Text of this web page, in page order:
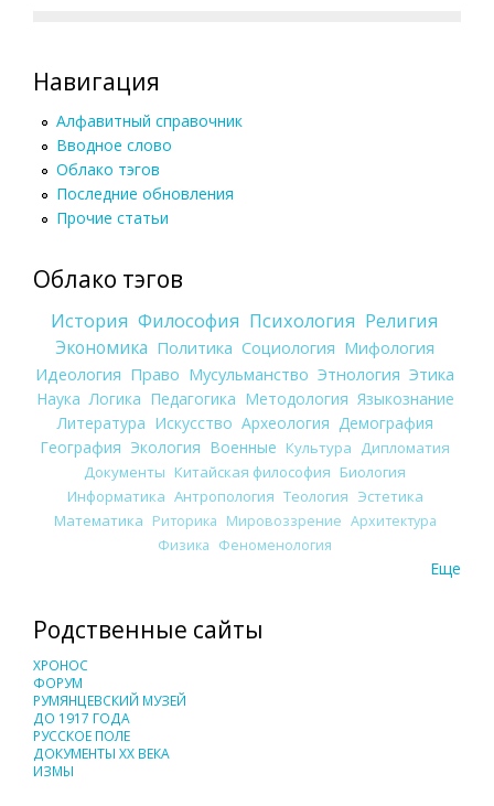
Навигация
Алфавитный справочник
Вводное слово
Облако тэгов
Последние обновления
Прочие статьи
Облако тэгов
История Философия Психология Религия
Экономика Политика Социология Мифология
Идеология Право Мусульманство Этнология Этика
Наука Логика Педагогика Методология Языкознание
Литература Искусство Археология Демография
География Экология Военные Культура
Дипломатия
Документы Китайская философия Биология
Информатика Антропология Теология Эстетика
Математика Риторика Мировоззрение Архитектура
Физика Феноменология
Еще
Родственные сайты
ХРОНОС
ФОРУМ
РУМЯНЦЕВСКИЙ МУЗЕЙ
ДО 1917 ГОДА
РУССКОЕ ПОЛЕ
ДОКУМЕНТЫ XX ВЕКА
ИЗМЫ